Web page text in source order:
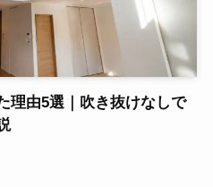
理由5選｜吹き抜けなしで